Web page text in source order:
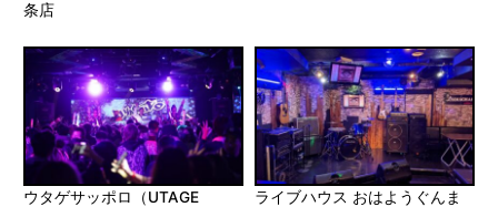
条店
ウタゲサッポロ（UTAGE
ライブハウス おはようぐんま